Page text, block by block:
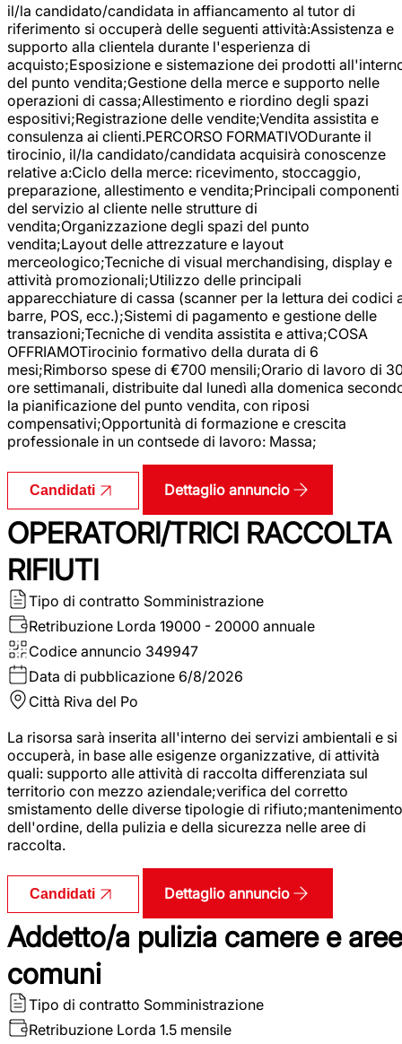
il/la candidato/candidata in affiancamento al tutor di
riferimento si occuperà delle seguenti attività:Assistenza e
supporto alla clientela durante l'esperienza di
acquisto;Esposizione e sistemazione dei prodotti
del punto vendita;Gestione della merce e supporto nelle
operazioni di cassa;Allestimento e riordino degli spazi
espositivi;Registrazione delle vendite;Vendita assistita e
consulenza ai clienti.PERCORSO FORMATIVODurante il
tirocinio, il/la candidato/candidata acquisirà conoscenze
relative a:Ciclo della merce: ricevimento, stoccaggio,
preparazione, allestimento e vendita;Principali componenti
del servizio al cliente nelle strutture di
vendita;Organizzazione degli spazi del punto
vendita;Layout delle attrezzature e layout
merceologico;Tecniche di visual merchandising, display e
attività promozionali;Utilizzo delle principali
apparecchiature di cassa (scanner per la lettura dei codici
barre, POS, ecc.);Sistemi di pagamento e gestione delle
transazioni;Tecniche di vendita assistita e attiva;COSA
OFFRIAMOTirocinio formativo della durata di 6
mesi;Rimborso spese di €700 mensili;Orario di lavoro di
ore settimanali, distribuite dal lunedì alla domenica
la pianificazione del punto vendita, con riposi
compensativi;Opportunità di formazione e crescita
professionale in un contsede di lavoro: Massa;
Candidati Dettaglio annuncio
OPERATORI/TRICI RACCOLTA
RIFIUTI
Tipo di contratto Somministrazione
Retribuzione Lorda 19000 - 20000 annuale
Codice annuncio 349947
Data di pubblicazione 6/8/2026
Città Riva del Po
La risorsa sarà inserita all'interno dei servizi ambientali e si
occuperà, in base alle esigenze organizzative, di attività
quali: supporto alle attività di raccolta differenziata sul
territorio con mezzo aziendale;verifica del corretto
smistamento delle diverse tipologie di rifiuto;mantenimento
dell'ordine, della pulizia e della sicurezza nelle aree di
raccolta.
Candidati Dettaglio annuncio
Addetto/a pulizia camere e aree
comuni
Tipo di contratto Somministrazione
Retribuzione Lorda 1.5 mensile